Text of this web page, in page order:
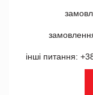
інші питання: